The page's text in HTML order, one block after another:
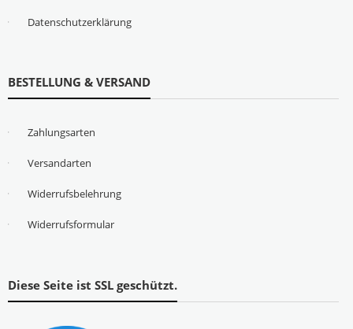
Datenschutzerklärung
BESTELLUNG & VERSAND
Zahlungsarten
Versandarten
Widerrufsbelehrung
Widerrufsformular
Diese Seite ist SSL geschützt.